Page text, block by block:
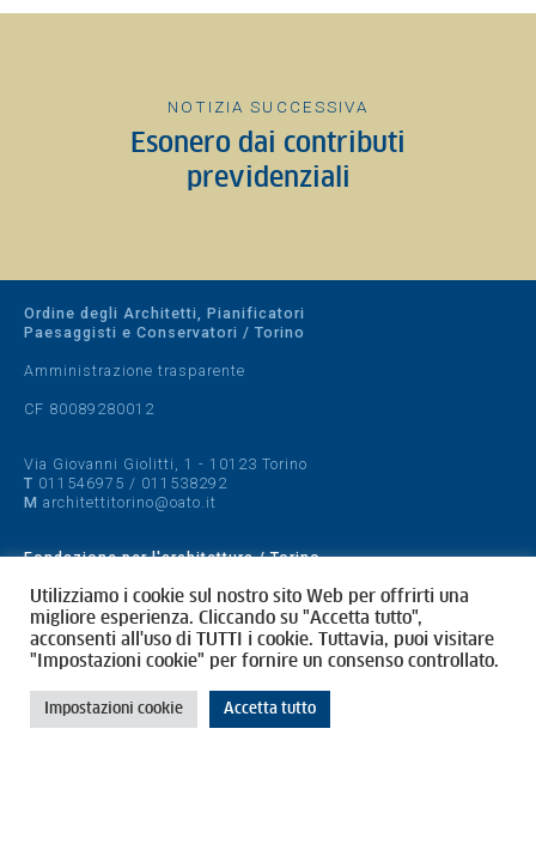
NOTIZIA SUCCESSIVA
Esonero dai contributi
previdenziali
Ordine degli Architetti, Pianificatori
Paesaggisti e Conservatori / Torino
Amministrazione trasparente
CF 80089280012
Via Giovanni Giolitti, 1 - 10123 Torino
T 011546975 / 011538292
M architettitorino@oato.it
Fondazione per l'architettura / Torino
Designed by quattrolinee.it
Cookie Policy
Privacy Policy
Utilizziamo i cookie sul nostro sito Web per offrirti una
migliore esperienza. Cliccando su "Accetta tutto",
acconsenti all'uso di TUTTI i cookie. Tuttavia, puoi visitare
"Impostazioni cookie" per fornire un consenso controllato.
Impostazioni cookie Accetta tutto